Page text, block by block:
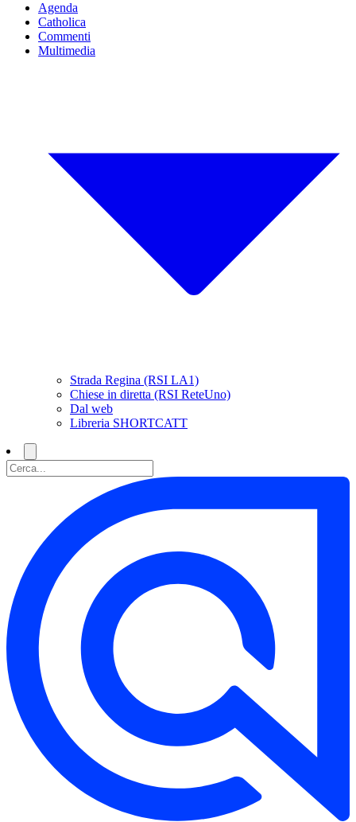
Agenda
Catholica
Commenti
Multimedia
Strada Regina (RSI LA1)
Chiese in diretta (RSI ReteUno)
Dal web
Libreria SHORTCATT